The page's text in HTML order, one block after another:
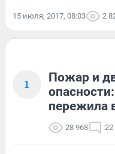
15 июля, 2017, 08:03 2
1
Пожар и
пережила
28 968 22